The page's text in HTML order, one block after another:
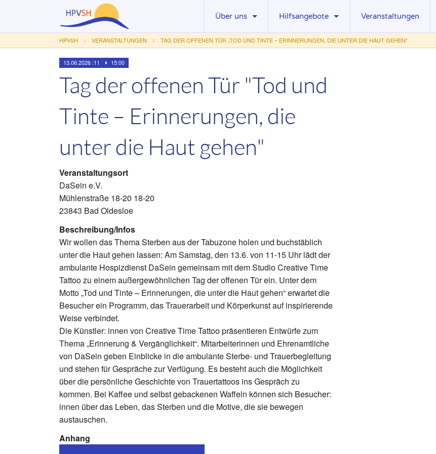
Über uns
Aktuelles
Aufgaben
Arbeitsgruppen
Fördervereine
Hilfsangebote
Ambulante Hospizdienste
Stationäre Hospize
Ambulante Kinder- und Jugendhospizdienste
Veranstaltungen
HPVSH VERANSTALTUNGEN TAG DER OFFENEN TÜR „TOD UND TINTE – ERINNERUNGEN, DIE UNTER DIE HAUT GEHEN“
13.06.2026 :11 15:00
Tag der offenen Tür "Tod und
Tinte – Erinnerungen, die
unter die Haut gehen"
Veranstaltungsort
DaSein e.V.
Mühlenstraße 18-20 18-20
23843 Bad Oldesloe
Beschreibung/Infos
Wir wollen das Thema Sterben aus der Tabuzone holen und buchstäblich
unter die Haut gehen lassen: Am Samstag, den 13.6. von 11-15 Uhr lädt der
ambulante Hospizdienst DaSein gemeinsam mit dem Studio Creative Time
Tattoo zu einem außergewöhnlichen Tag der offenen Tür ein. Unter dem
Motto „Tod und Tinte – Erinnerungen, die unter die Haut gehen“ erwartet die
Besucher ein Programm, das Trauerarbeit und Körperkunst auf inspirierende
Weise verbindet.
Die Künstler: innen von Creative Time Tattoo präsentieren Entwürfe zum
Thema „Erinnerung & Vergänglichkeit“. Mitarbeiterinnen und Ehrenamtliche
von DaSein geben Einblicke in die ambulante Sterbe- und Trauerbegleitung
und stehen für Gespräche zur Verfügung. Es besteht auch die Möglichkeit
über die persönliche Geschichte von Trauertattoos ins Gespräch zu
kommen. Bei Kaffee und selbst gebackenen Waffeln können sich Besucher:
innen über das Leben, das Sterben und die Motive, die sie bewegen
austauschen.
Anhang